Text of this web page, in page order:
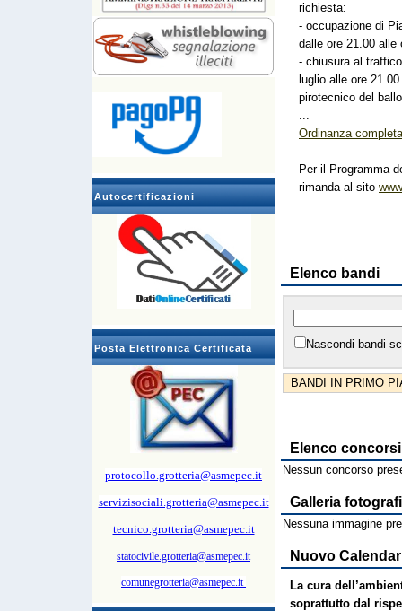
Autocertificazioni
Posta Elettronica Certificata
protocollo.grotteria@asmepec.it
servizisociali.grotteria@asmepec.it
tecnico.grotteria@asmepec.it
statocivile.grotteria@asmepec.it
comunegrotteria@asmepec.it
richiesta:
- occupazione di
dalle ore 21.00 alle
- chiusura al
luglio alle ore
pirotecnico del
...
Ordinanza
Per il Programma
rimanda al sito
Elenco bandi
Nascondi bandi
BANDI IN PRIMO
Elenco concorsi
Nessun concorso
Galleria
Nessuna immagine
Nuovo
La cura
soprattutto dal